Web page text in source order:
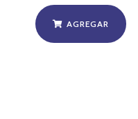
AGREGAR